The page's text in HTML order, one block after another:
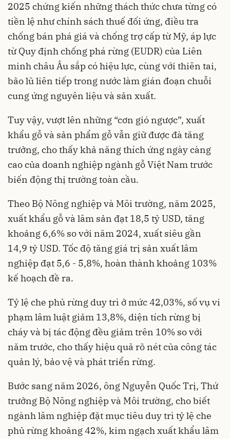
2025 chứng kiến những thách thức chưa từng có
tiền lệ như chính sách thuế đối ứng, điều tra
chống bán phá giá và chống trợ cấp từ Mỹ, áp lực
từ Quy định chống phá rừng (EUDR) của Liên
minh châu Âu sắp có hiệu lực, cùng với thiên tai,
bão lũ liên tiếp trong nước làm gián đoạn chuỗi
cung ứng nguyên liệu và sản xuất.
Tuy vậy, vượt lên những “cơn gió ngược”, xuất
khẩu gỗ và sản phẩm gỗ vẫn giữ được đà tăng
trưởng, cho thấy khả năng thích ứng ngày càng
cao của doanh nghiệp ngành gỗ Việt Nam trước
biến động thị trường toàn cầu.
Theo Bộ Nông nghiệp và Môi trường, năm 2025,
xuất khẩu gỗ và lâm sản đạt 18,5 tỷ USD, tăng
khoảng 6,6% so với năm 2024, xuất siêu gần
14,9 tỷ USD. Tốc độ tăng giá trị sản xuất lâm
nghiệp đạt 5,6 - 5,8%, hoàn thành khoảng 103%
kế hoạch đề ra.
Tỷ lệ che phủ rừng duy trì ở mức 42,03%, số vụ vi
phạm lâm luật giảm 13,8%, diện tích rừng bị
cháy và bị tác động đều giảm trên 10% so với
năm trước, cho thấy hiệu quả rõ nét của công tác
quản lý, bảo vệ và phát triển rừng.
Bước sang năm 2026, ông Nguyễn Quốc Trị, Thứ
trưởng Bộ Nông nghiệp và Môi trường, cho biết
ngành lâm nghiệp đặt mục tiêu duy trì tỷ lệ che
phủ rừng khoảng 42%, kim ngạch xuất khẩu lâm